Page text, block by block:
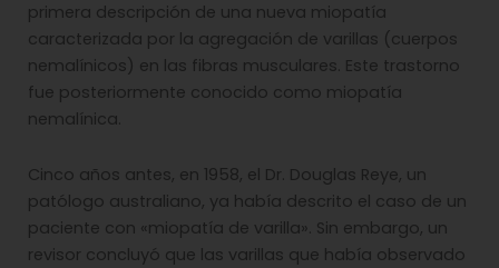
primera descripción de una nueva miopatía
caracterizada por la agregación de varillas (cuerpos
nemalínicos) en las fibras musculares. Este trastorno
fue posteriormente conocido como miopatía
nemalínica.
Cinco años antes, en 1958, el Dr. Douglas Reye, un
patólogo australiano, ya había descrito el caso de un
paciente con «miopatía de varilla». Sin embargo, un
revisor concluyó que las varillas que había observado